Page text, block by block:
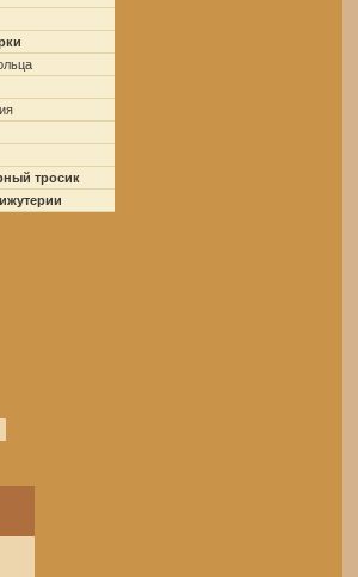
тросик